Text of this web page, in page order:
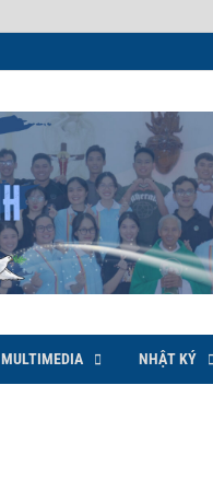
MULTIMEDIA NHẬT KÝ